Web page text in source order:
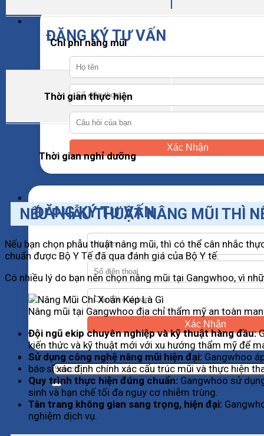
ĐĂNG KÝ TƯ VẤN
Xác Nhận
ĐĂNG KÝ TƯ VẤN
Xác Nhận
Chi phí nâng mũi
Thời gian thực hiện
Thời gian nghỉ dưỡng
NẾU PHẪU THUẬT NÂNG MŨI THÌ
Nếu bạn chọn phẫu thuật nâng mũi, thì có thể cân nhắc
chuẩn được Bộ Y Tế đã qua đánh giá của Bộ Y tế.
Có nhiều lý do bạn nên chọn nâng mũi tại Gangwhoo, vì
Nâng mũi tại Gangwhoo địa chỉ thẩm mỹ an toàn
Đội ngũ ekip chuyên nghiệp và kỹ thuật hàng đầu:
kiến thức và kỹ thuật mới với xu hướng thẩm mỹ để
Sử dụng công nghệ nâng mũi hiện đại: Gangwhoo
bác sĩ xác định chính xác cấu trúc mũi và thực hiện
Quy trình thực hiện đúng chuẩn: Gangwhoo sử
sinh và hạn chế tối đa nguy cơ nhiễm trùng.
Tân trang không gian sang trọng, hiện đại:
nghiệm dịch vụ.